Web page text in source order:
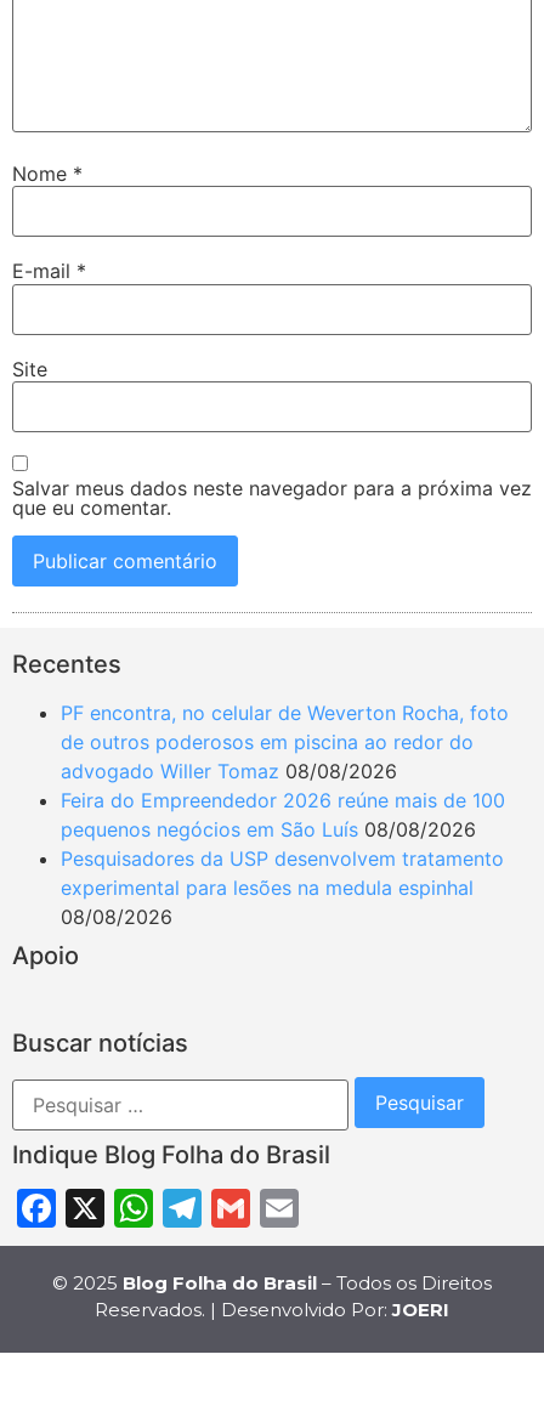
Nome *
E-mail *
Site
Salvar meus dados neste navegador para a próxima vez
que eu comentar.
Recentes
PF encontra, no celular de Weverton Rocha, foto
de outros poderosos em piscina ao redor do
advogado Willer Tomaz 08/08/2026
Feira do Empreendedor 2026 reúne mais de 100
pequenos negócios em São Luís 08/08/2026
Pesquisadores da USP desenvolvem tratamento
experimental para lesões na medula espinhal
08/08/2026
Apoio
Buscar notícias
Indique Blog Folha do Brasil
Facebook
X WhatsApp
Telegram
Gmail
© 2025 Blog Folha do Brasil – Todos os Direitos
Reservados. | Desenvolvido Por:JOERI